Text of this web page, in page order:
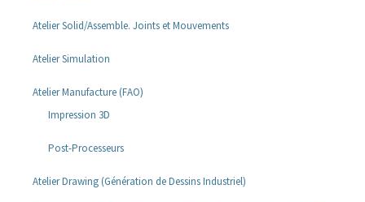
Atelier Solid/Assemble. Joints et Mouvements
Atelier Simulation
Atelier Manufacture (FAO)
Impression 3D
Post-Processeurs
Atelier Drawing (Génération de Dessins Industriel)